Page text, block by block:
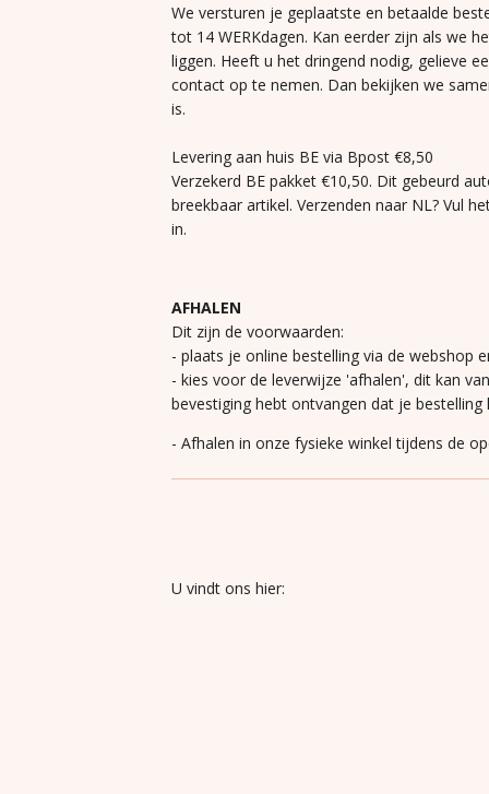
We versturen je geplaatste en betaalde
tot 14 WERKdagen. Kan eerder zijn als we
liggen. Heeft u het dringend nodig, gelieve
contact op te nemen. Dan bekijken we
is.
Levering aan huis BE via Bpost €8,50
Verzekerd BE pakket €10,50. Dit gebeurd
breekbaar artikel. Verzenden naar NL? Vul
in.
AFHALEN
Dit zijn de voorwaarden:
- plaats je online bestelling via de webshop
- kies voor de leverwijze 'afhalen', dit kan
bevestiging hebt ontvangen dat je bestelling
- Afhalen in onze fysieke winkel tijdens de
U vindt ons hier: